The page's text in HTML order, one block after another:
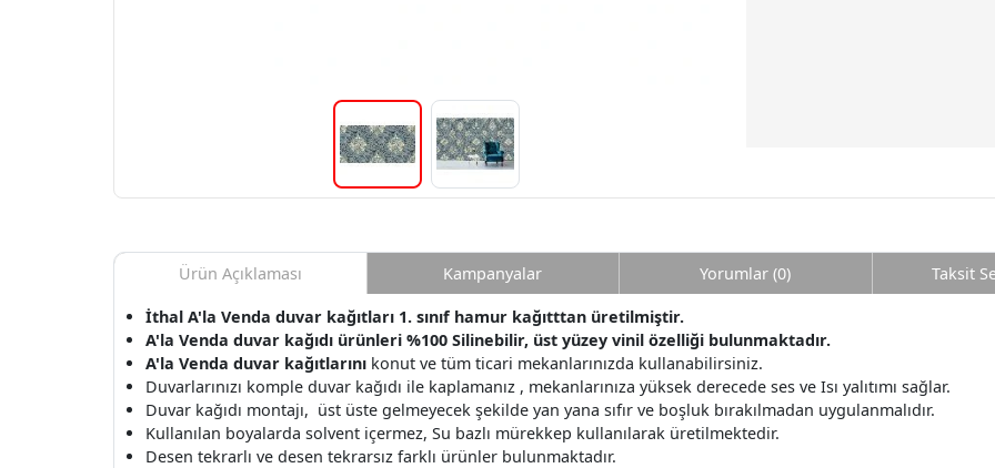
Ürün Açıklaması
İthal A'la Venda duvar kağıtları 1. sınıf hamur kağıtttan üretilmiştir.
A'la Venda duvar kağıdı ürünleri %100 Silinebilir, üst yüzey vinil özelliği bulunmaktadır.
A'la Venda duvar kağıtlarını konut ve tüm ticari mekanlarınızda kullanabilirsiniz.
Duvarlarınızı komple duvar kağıdı ile kaplamanız , mekanlarınıza yüksek derecede ses ve Isı yalıtımı sağlar.
Duvar kağıdı montajı, üst üste gelmeyecek şekilde yan yana sıfır ve boşluk bırakılmadan uygulanmalıdır.
Kullanılan boyalarda solvent içermez, Su bazlı mürekkep kullanılarak üretilmektedir.
Desen tekrarlı ve desen tekrarsız farklı ürünler bulunmaktadır.
Kampanyalar Yorumlar (0) Taksit